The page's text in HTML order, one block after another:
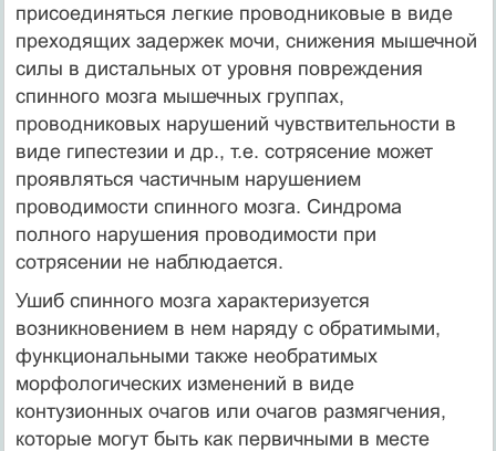
присоединяться легкие проводниковые в виде
преходящих задержек мочи, снижения мышечной
силы в дистальных от уровня повреждения
спинного мозга мышечных группах,
проводниковых нарушений чувствительности в
виде гипестезии и др., т.е. сотрясение может
проявляться частичным нарушением
проводимости спинного мозга. Синдрома
полного нарушения проводимости при
сотрясении не наблюдается.
Ушиб спинного мозга характеризуется
возникновением в нем наряду с обратимыми,
функциональными также необратимых
морфологических изменений в виде
контузионных очагов или очагов размягчения,
которые могут быть как первичными в месте